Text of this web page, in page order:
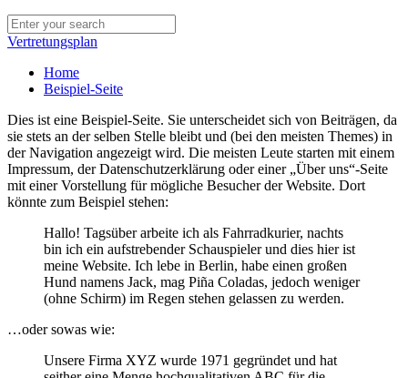
Vertretungsplan
Home
Beispiel-Seite
Dies ist eine Beispiel-Seite. Sie unterscheidet sich von Beiträgen, da
sie stets an der selben Stelle bleibt und (bei den meisten Themes) in
der Navigation angezeigt wird. Die meisten Leute starten mit einem
Impressum, der Datenschutzerklärung oder einer „Über uns“-Seite
mit einer Vorstellung für mögliche Besucher der Website. Dort
könnte zum Beispiel stehen:
Hallo! Tagsüber arbeite ich als Fahrradkurier, nachts
bin ich ein aufstrebender Schauspieler und dies hier ist
meine Website. Ich lebe in Berlin, habe einen großen
Hund namens Jack, mag Piña Coladas, jedoch weniger
(ohne Schirm) im Regen stehen gelassen zu werden.
…oder sowas wie:
Unsere Firma XYZ wurde 1971 gegründet und hat